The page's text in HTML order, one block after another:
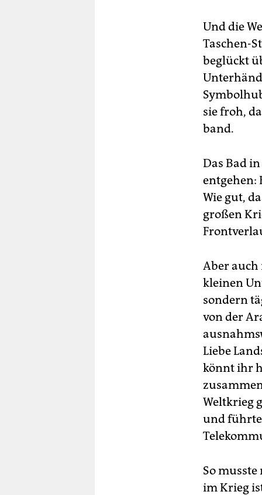
Und die
Taschen-
beglückt
sie froh,
band.
Das Bad
entgehen:
Wie gut,
großen
Aber auch
kleinen
sondern
von der
Liebe
könnt ihr
Weltkrieg
und führte
So
im Krieg